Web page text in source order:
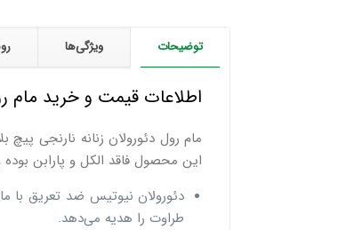
توضیحات ویژگی‌ها
اطلاعات قیمت و خرید مام
این محصول فاقد الکل و پارابن
طراوت را هدیه می‌دهد.